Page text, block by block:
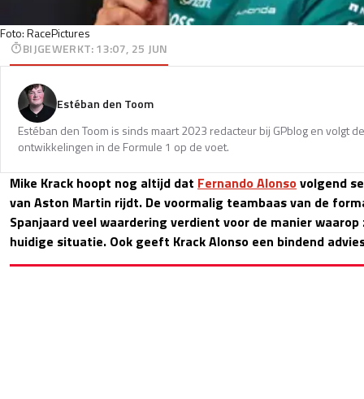
Foto: RacePictures
BIJGEWERKT:13:07, 25 JUN
Estéban den Toom
Estéban den Toom is sinds maart 2023 redacteur bij GPblog en volgt
ontwikkelingen in de Formule 1 op de voet.
Mike Krack hoopt nog altijd dat Fernando Alonsovolgend
van Aston Martin rijdt. De voormalig teambaas van de
Spanjaard veel waardering verdient voor de manier
huidige situatie. Ook geeft Krack Alonso een bindend